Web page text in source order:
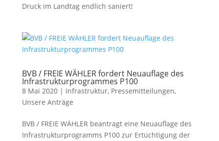
Druck im Landtag endlich saniert!
BVB / FREIE WÄHLER fordert Neuauflage des
Infrastrukturprogrammes P100
8 Mai 2020| Infrastruktur, Pressemitteilungen,
Unsere Anträge
BVB / FREIE WÄHLER beantragt eine Neuauflage des
Infrastrukturprogramms P100 zur Ertüchtigung der